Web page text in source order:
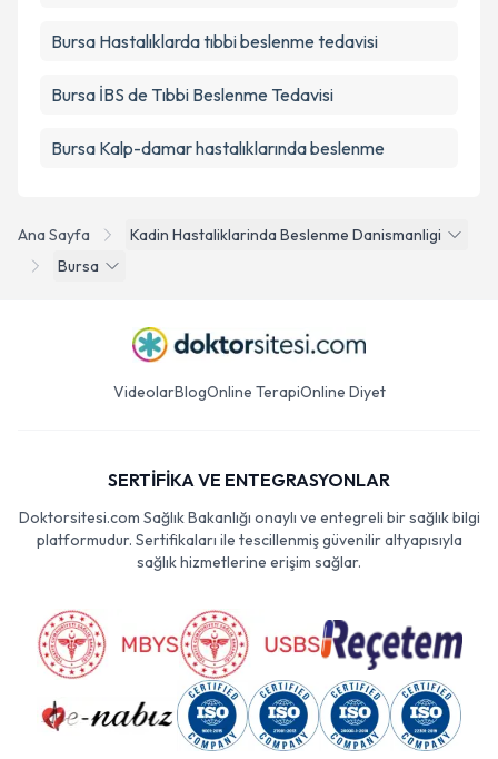
Ana Sayfa
Kadin Hastaliklarinda Beslenme Danismanligi
Bursa
Bursa Hastalıklarda tıbbi beslenme tedavisi
Bursa İBS de Tıbbi Beslenme Tedavisi
Bursa Kalp-damar hastalıklarında beslenme
VideolarBlogOnline TerapiOnline Diyet
SERTİFİKA VE ENTEGRASYONLAR
Doktorsitesi.com Sağlık Bakanlığı onaylı ve entegreli bir sağlık bilgi
platformudur. Sertifikaları ile tescillenmiş güvenilir altyapısıyla
sağlık hizmetlerine erişim sağlar.